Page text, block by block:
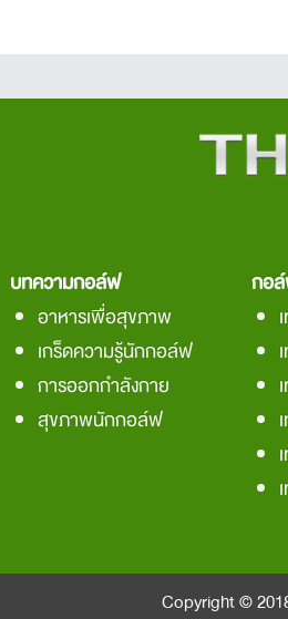
บทความกอล์ฟ
อาหารเพื่อสุขภาพ
เกร็ดความรู้นักกอล์ฟ
การออกกำลังกาย
สุขภาพนักกอล์ฟ
กอ
Copyright ©